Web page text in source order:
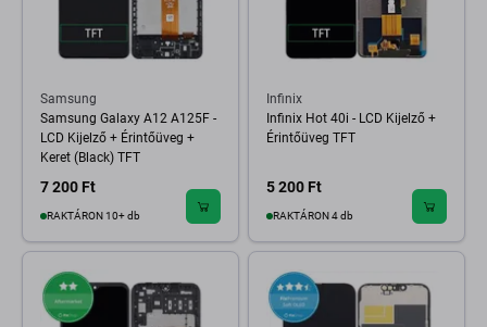
Samsung
Samsung Galaxy A12 A125F -
LCD Kijelző + Érintőüveg +
Keret (Black) TFT
7 200 Ft
RAKTÁRON 10+ db
Infinix
Infinix Hot 40i - LCD Kijelző +
Érintőüveg TFT
5 200 Ft
RAKTÁRON 4 db